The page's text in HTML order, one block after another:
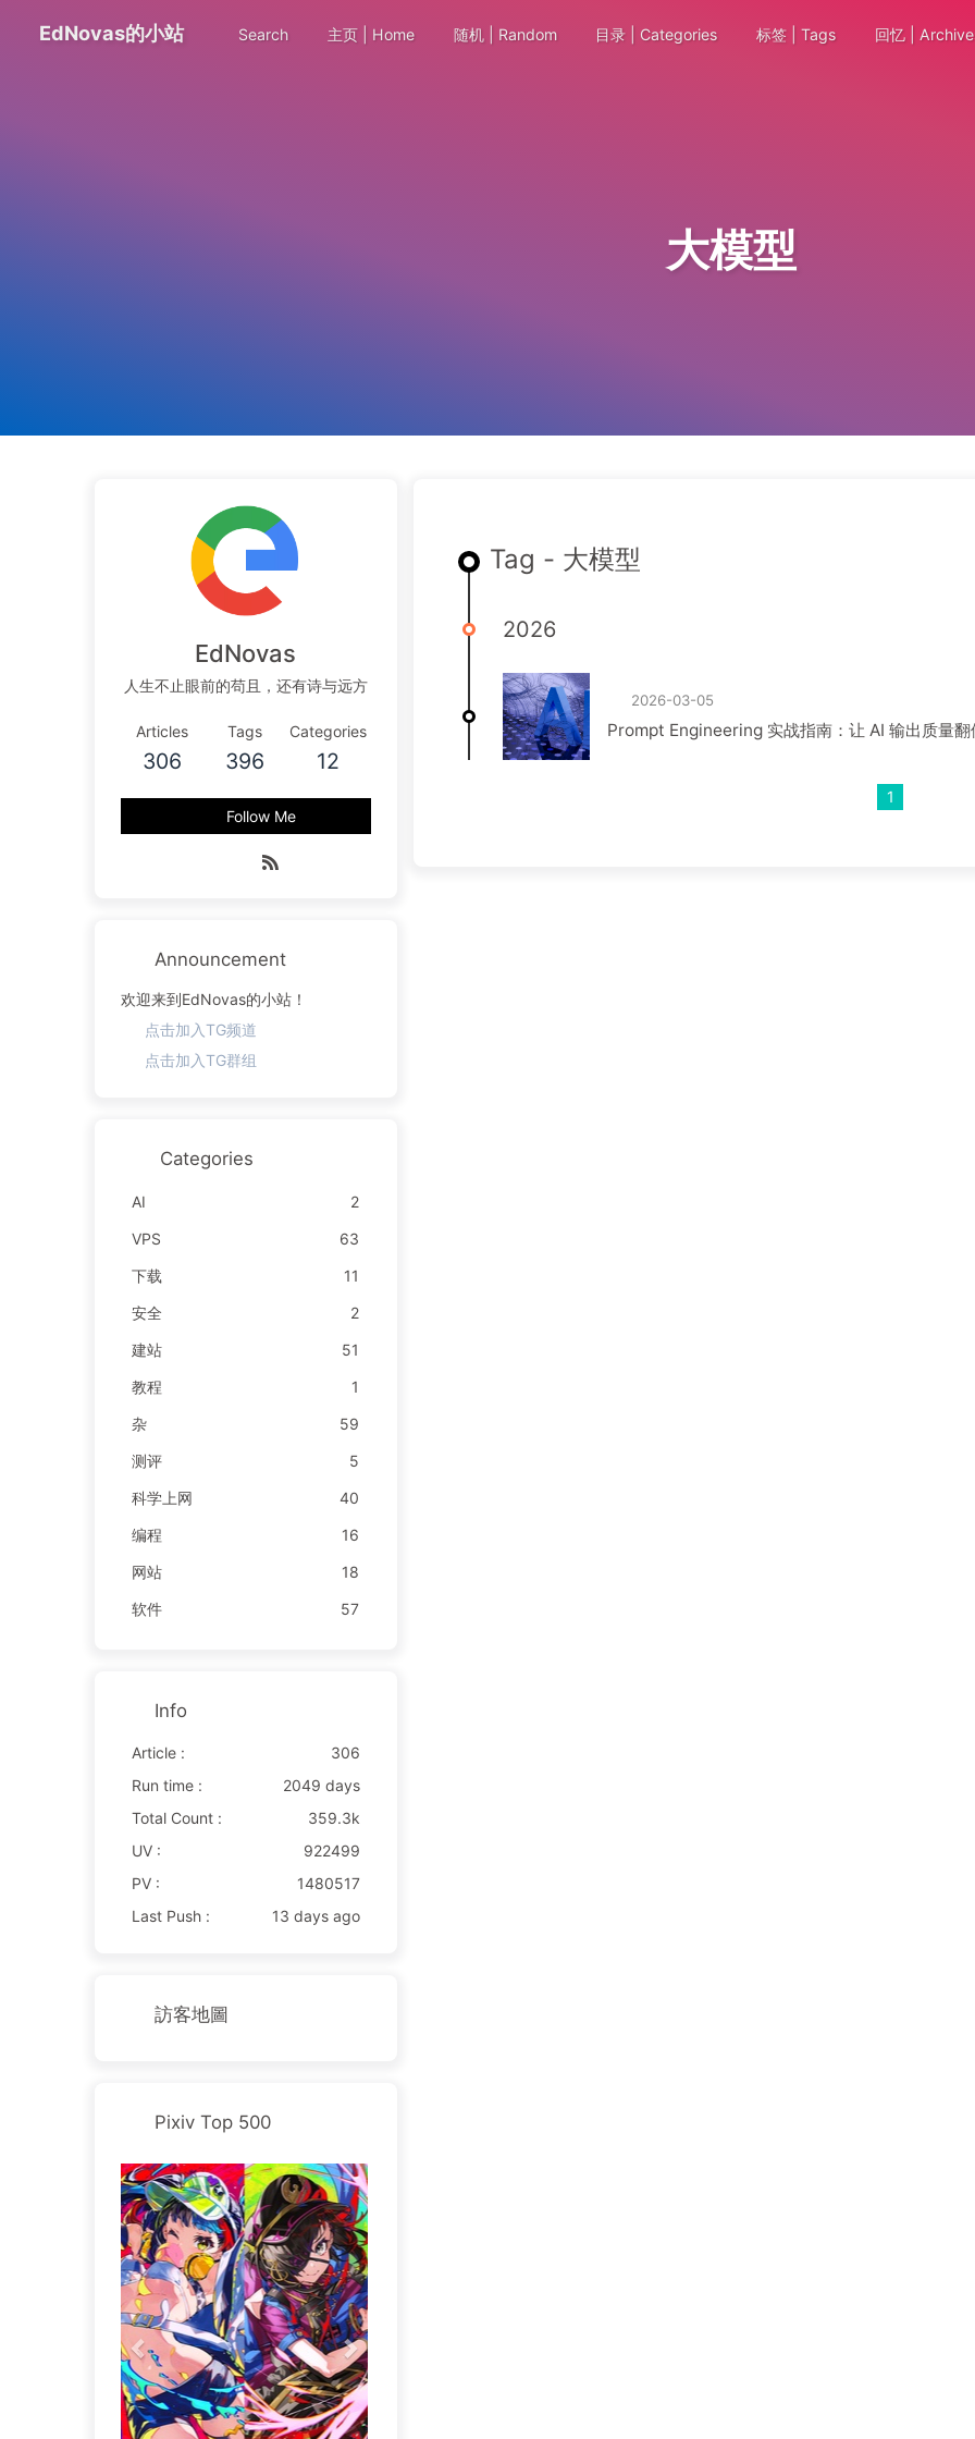
EdNovas的小站 Search 主页 | Home 随机 | Random 目录 | Categories 标签 | Tags 回忆 |
大模型
Tag - 大模型
2026
2026-03-05
Prompt Engineering 实战指南：让 AI 输出质量翻
1
EdNovas
人生不止眼前的苟且，还有诗与远方
Articles
306
Tags
396
Categories
12
Follow Me
Announcement
欢迎来到EdNovas的小站！
点击加入TG频道
点击加入TG群组
Categories
AI
2
VPS
63
下载
11
安全
2
建站
51
教程
1
杂
59
测评
5
科学上网
40
编程
16
网站
18
软件
57
Info
Article :
306
Run time :
2049 days
Total Count :
359.3k
UV :
922499
PV :
1480517
Last Push :
13 days ago
訪客地圖
Pixiv Top 500